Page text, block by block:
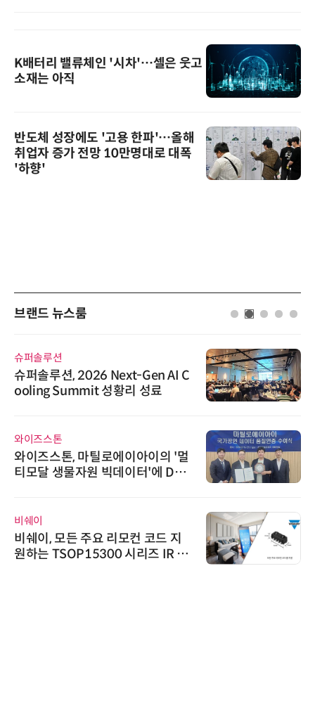
K배터리 밸류체인 '시차'…셀은 웃고
소재는 아직
반도체 성장에도 '고용 한파'…올해
취업자 증가 전망 10만명대로 대폭
'하향'
브랜드 뉴스룸
슈퍼솔루션
슈퍼솔루션, 2026 Next-Gen AI C
ooling Summit 성황리 성료
와이즈스톤
와이즈스톤, 마틸로에이아이의 '멀
티모달 생물자원 빅데이터'에 DQ
비쉐이
비쉐이, 모든 주요 리모컨 코드 지
원하는 TSOP15300 시리즈 IR 수